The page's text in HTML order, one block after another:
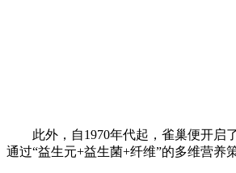
此外，自1970年代起，雀巢便开启了
通过“益生元+益生菌+纤维”的多维营养